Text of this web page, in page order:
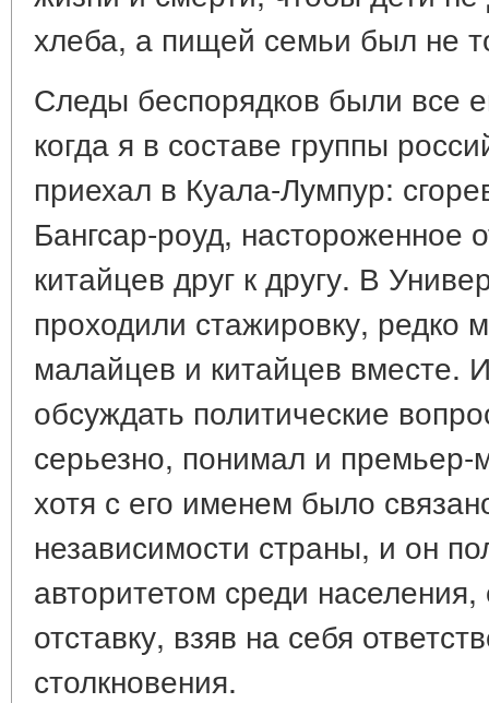
хлеба, а пищей семьи был не
Следы беспорядков были все
когда я в составе группы
приехал в Куала-Лумпур:
Бангсар-роуд, настороженное
китайцев друг к другу. В
проходили стажировку, редко
малайцев и китайцев вместе.
обсуждать политические
серьезно, понимал и
хотя с его именем было
независимости страны, и он
авторитетом среди
отставку, взяв на себя
столкновения.